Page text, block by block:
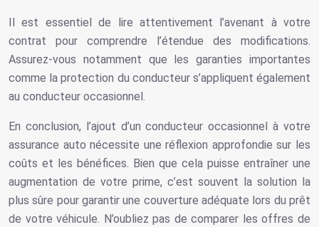
Il est essentiel de lire attentivement l’avenant à votre
contrat pour comprendre l’étendue des modifications.
Assurez-vous notamment que les garanties importantes
comme la protection du conducteur s’appliquent également
au conducteur occasionnel.
En conclusion, l’ajout d’un conducteur occasionnel à votre
assurance auto nécessite une réflexion approfondie sur les
coûts et les bénéfices. Bien que cela puisse entraîner une
augmentation de votre prime, c’est souvent la solution la
plus sûre pour garantir une couverture adéquate lors du prêt
de votre véhicule. N’oubliez pas de comparer les offres de